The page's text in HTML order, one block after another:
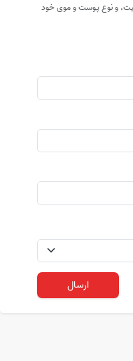
و نوع پوست و موی خود
ارسال